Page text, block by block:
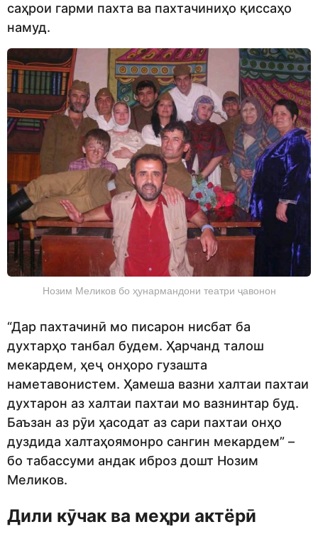
саҳрои гарми пахта ва пахтачиниҳо қиссаҳо
намуд.
Нозим Меликов бо ҳунармандони театри ҷавонон
“Дар пахтачинӣ мо писарон нисбат ба
духтарҳо танбал будем. Ҳарчанд талош
мекардем, ҳеҷ онҳоро гузашта
наметавонистем. Ҳамеша вазни халтаи пахтаи
духтарон аз халтаи пахтаи мо вазнинтар буд.
Баъзан аз рӯи ҳасодат аз сари пахтаи онҳо
дуздида халтаҳоямонро сангин мекардем” –
бо табассуми андак иброз дошт Нозим
Меликов.
Дили кӯчак ва меҳри актёрӣ